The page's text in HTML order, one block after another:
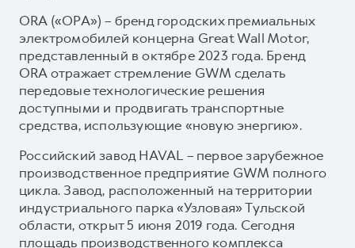
ORA («ОРА») – бренд городских премиальных
электромобилей концерна Great Wall Motor,
представленный в октябре 2023 года. Бренд
ORA отражает стремление GWM сделать
передовые технологические решения
доступными и продвигать транспортные
средства, использующие «новую энергию».
Российский завод HAVAL – первое зарубежное
производственное предприятие GWM полного
цикла. Завод, расположенный на территории
индустриального парка «Узловая» Тульской
области, открыт 5 июня 2019 года. Сегодня
площадь производственного комплекса